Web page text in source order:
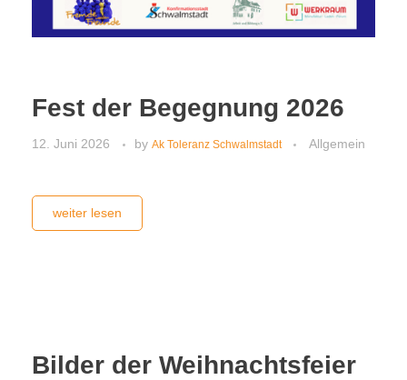
Fest der Begegnung 2026
12. Juni 2026 by Ak Toleranz Schwalmstadt Allgemein
weiter lesen
Bilder der Weihnachtsfeier